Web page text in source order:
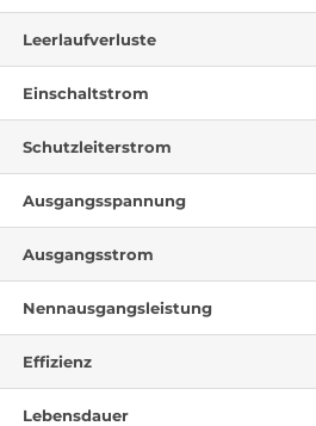
Leerlaufverluste
Einschaltstrom
Schutzleiterstrom
Ausgangsspannung
Ausgangsstrom
Nennausgangsleistung
Effizienz
Lebensdauer